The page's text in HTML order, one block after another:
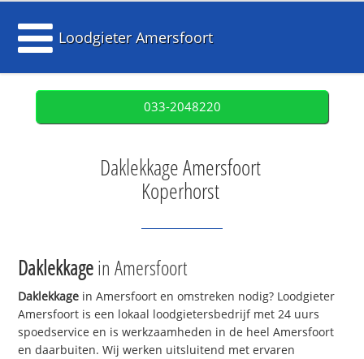
Loodgieter Amersfoort
033-2048220
Daklekkage Amersfoort
Koperhorst
Daklekkagein Amersfoort
Daklekkage in Amersfoort en omstreken nodig? Loodgieter
Amersfoort is een lokaal loodgietersbedrijf met 24 uurs
spoedservice en is werkzaamheden in de heel Amersfoort
en daarbuiten. Wij werken uitsluitend met ervaren